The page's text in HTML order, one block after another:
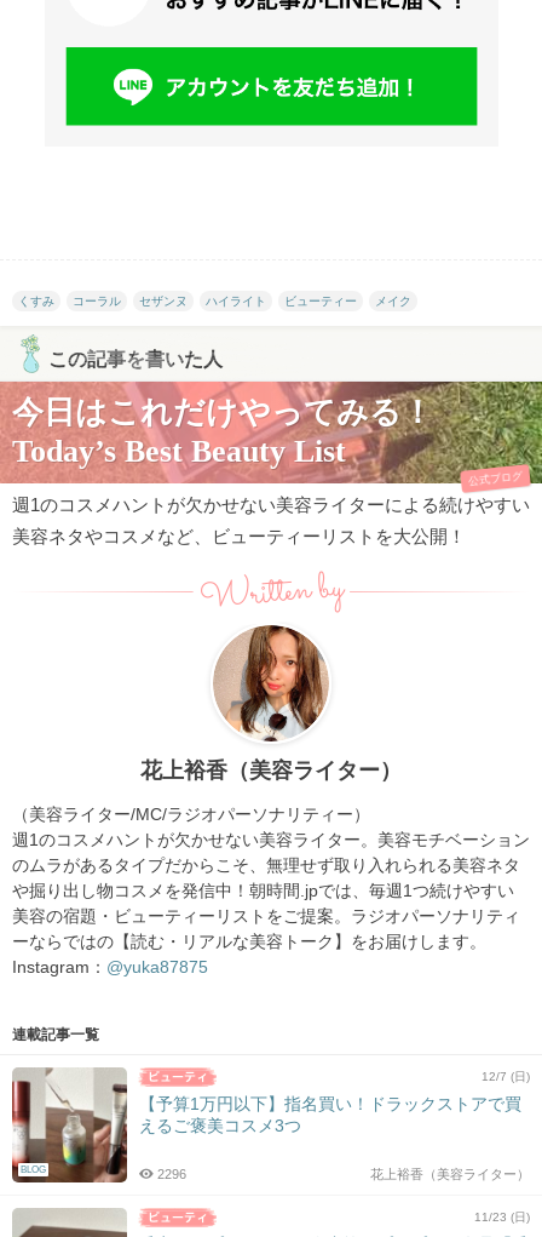
くすみ コーラル セザンヌ ハイライト ビューティー メイク
この記事を書いた人
今日はこれだけやってみる！
Today’s Best Beauty List
公式ブログ
週1のコスメハントが欠かせない美容ライターによる続けやすい
美容ネタやコスメなど、ビューティーリストを大公開！
Written by
花上裕香（美容ライター）
（美容ライター/MC/ラジオパーソナリティー）
週1のコスメハントが欠かせない美容ライター。美容モチベーション
のムラがあるタイプだからこそ、無理せず取り入れられる美容ネタ
や掘り出し物コスメを発信中！朝時間.jpでは、毎週1つ続けやすい
美容の宿題・ビューティーリストをご提案。ラジオパーソナリティ
ーならではの【読む・リアルな美容トーク】をお届けします。
Instagram： @yuka87875
連載記事一覧
BLOG
12/7 (日)
【予算1万円以下】指名買い！ドラックストアで買
えるご褒美コスメ3つ
花上裕香（美容ライター）
2296
11/23 (日)